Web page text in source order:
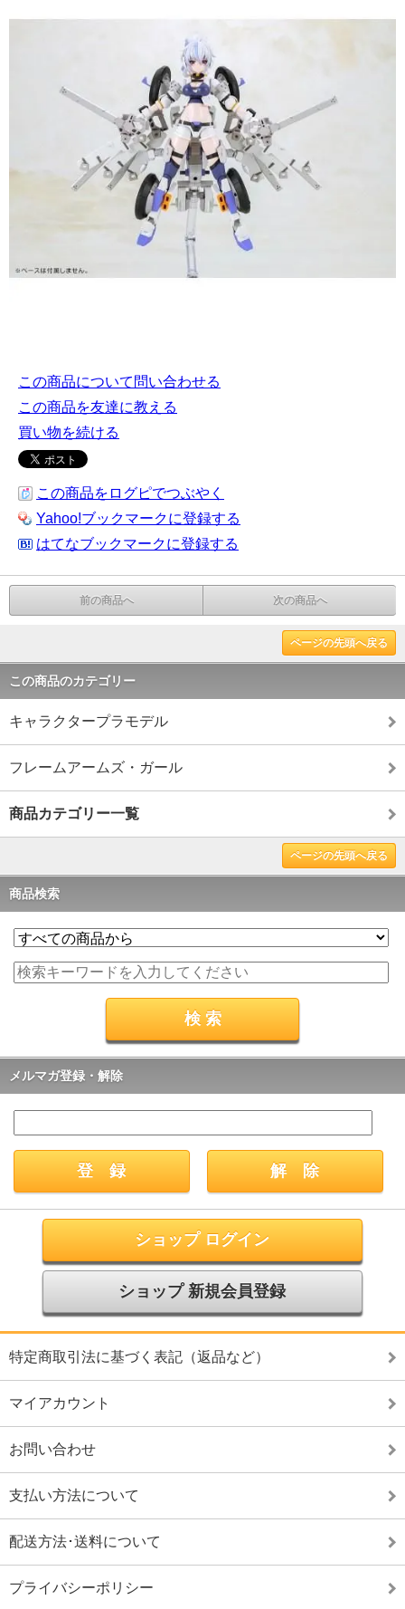
この商品について問い合わせる
この商品を友達に教える
買い物を続ける
この商品をログピでつぶやく
Yahoo!ブックマークに登録する
はてなブックマークに登録する
前の商品へ 次の商品へ
ページの先頭へ戻る
この商品のカテゴリー
キャラクタープラモデル
フレームアームズ・ガール
商品カテゴリー一覧
ページの先頭へ戻る
商品検索
メルマガ登録・解除
ショップ ログイン
ショップ 新規会員登録
特定商取引法に基づく表記（返品など）
マイアカウント
お問い合わせ
支払い方法について
配送方法･送料について
プライバシーポリシー